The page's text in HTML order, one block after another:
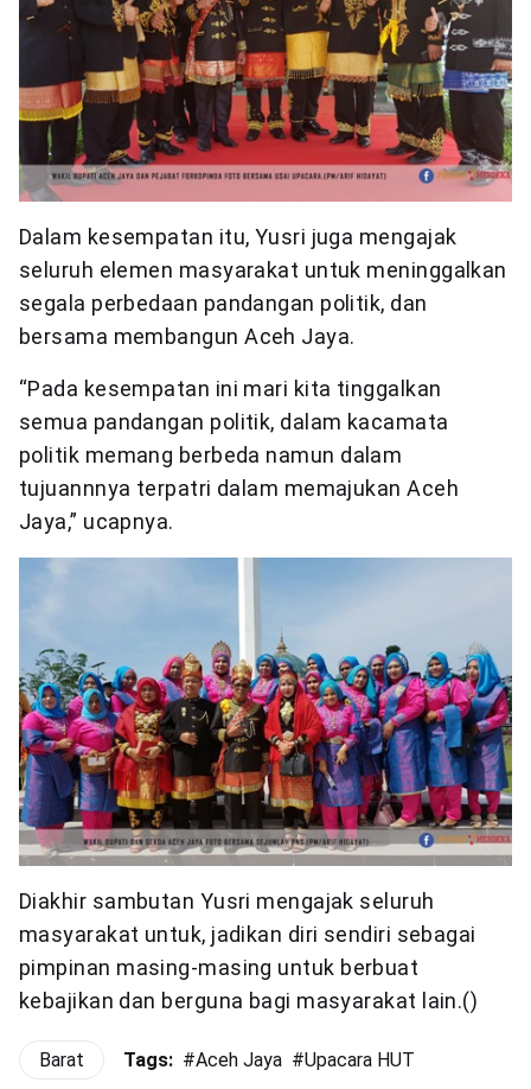
Dalam kesempatan itu, Yusri juga mengajak
seluruh elemen masyarakat untuk meninggalkan
segala perbedaan pandangan politik, dan
bersama membangun Aceh Jaya.
“Pada kesempatan ini mari kita tinggalkan
semua pandangan politik, dalam kacamata
politik memang berbeda namun dalam
tujuannnya terpatri dalam memajukan Aceh
Jaya,” ucapnya.
Diakhir sambutan Yusri mengajak seluruh
masyarakat untuk, jadikan diri sendiri sebagai
pimpinan masing-masing untuk berbuat
kebajikan dan berguna bagi masyarakat lain.()
Barat Tags: #Aceh Jaya #Upacara HUT